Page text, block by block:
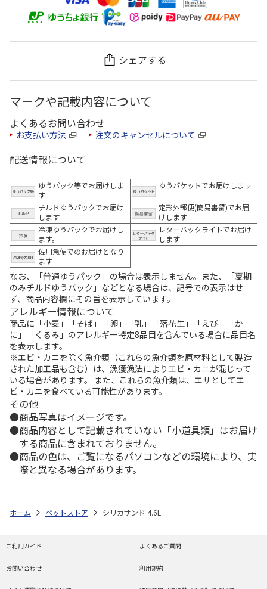
シェアする
マークや記載内容について
よくあるお問い合わせ
お支払い方法 注文のキャンセルについて
配送情報について
ゆうパック等でお届けしま
す
ゆうパケットでお届けします
チルドゆうパックでお届け
します
定形外郵便(簡易書留)でお届
けします
冷凍ゆうパックでお届けし
ます。
レターパックライトでお届け
します
佐川急便でのお届けとなり
ます
なお、「普通ゆうパック」の場合は表示しません。また、「夏期
のみチルドゆうパック」などとなる場合は、記号での表示はせ
ず、商品内容欄にその旨を表示しています。
アレルギー情報について
商品に「小麦」「そば」「卵」「乳」「落花生」「えび」「か
に」「くるみ」のアレルギー特定8品目を含んでいる場合に品目名
を表示します。
※エビ・カニを除く魚介類（これらの魚介類を原材料として製造
された加工品も含む）は、漁獲漁法によりエビ・カニが混じって
いる場合があります。 また、これらの魚介類は、エサとしてエ
ビ・カニを食べている可能性があります。
その他
商品写真はイメージです。
商品内容として記載されていない「小道具類」はお届け
する商品に含まれておりません。
商品の色は、ご覧になるパソコンなどの環境により、実
際と異なる場合があります。
ホーム ペットストア シリカサンド 4.6L
ご利用ガイド よくあるご質問
お問い合わせ 利用規約